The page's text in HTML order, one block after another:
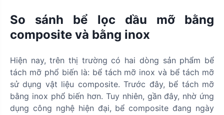
So sánh bể lọc dầu mỡ bằng
composite và bằng inox
Hiện nay, trên thị trường có hai dòng sản phẩm bể
tách mỡ phổ biến là: bể tách mỡ inox và bể tách mỡ
sử dụng vật liệu composite. Trước đây, bể tách mỡ
bằng inox phổ biến hơn. Tuy nhiên, gần đây, nhờ ứng
dụng công nghệ hiện đại, bể composite đang ngày